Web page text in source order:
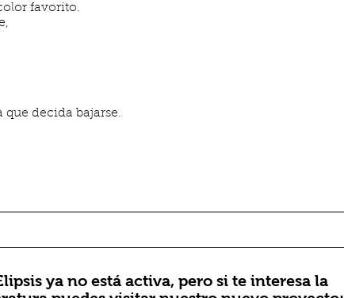
favorito.
que decida bajarse.
ya no está activa, pero si te interesa la